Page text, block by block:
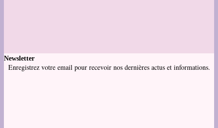
Newsletter
Enregistrez votre email pour recevoir nos dernières actus et informations.